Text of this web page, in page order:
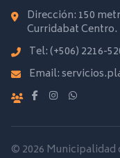
Dirección: 150
Curridabat Centro.
Tel:(+506) 2216-
Email:
© 2026 Municipalidad